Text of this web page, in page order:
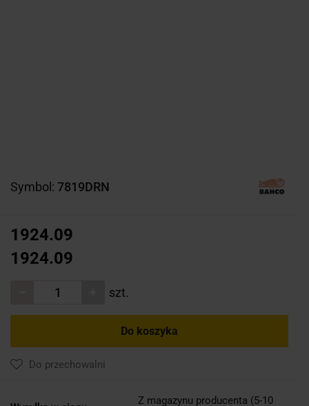
Symbol: 7819DRN
1924.09
1924.09
szt.
Do koszyka
Do przechowalni
Z magazynu producenta (5-10